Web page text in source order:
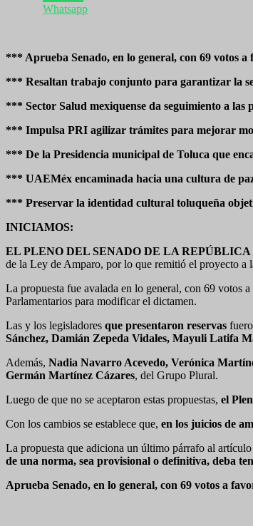
Whatsapp
*** Aprueba Senado, en lo general, con 69 votos
*** Resaltan trabajo conjunto para garantizar la
*** Sector Salud mexiquense da seguimiento a
*** Impulsa PRI agilizar trámites para mejorar
*** De la Presidencia municipal de Toluca que
*** UAEMéx encaminada hacia una cultura de
*** Preservar la identidad cultural toluqueña
INICIAMOS:
EL PLENO DEL SENADO DE LA REPÚBLICA
de la Ley de Amparo, por lo que remitió el proyecto a
La propuesta fue avalada en lo general, con 69 votos
Parlamentarios para modificar el dictamen.
Las y los legisladores que presentaron reservas
Sánchez, Damián Zepeda Vidales, Mayuli Latifa
Además, Nadia Navarro Acevedo, Verónica
Germán Martínez Cázares, del Grupo Plural.
Luego de que no se aceptaron estas propuestas, el
Con los cambios se establece que, en los juicios de
La propuesta que adiciona un último párrafo al
de una norma, sea provisional o definitiva, deba
Aprueba Senado, en lo general, con 69 votos a